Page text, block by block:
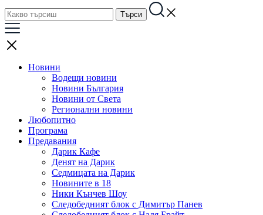
Новини
Водещи новини
Новини България
Новини от Света
Регионални новини
Любопитно
Програма
Предавания
Дарик Кафе
Денят на Дарик
Седмицата на Дарик
Новините в 18
Ники Кънчев Шоу
Следобедният блок с Димитър Панев